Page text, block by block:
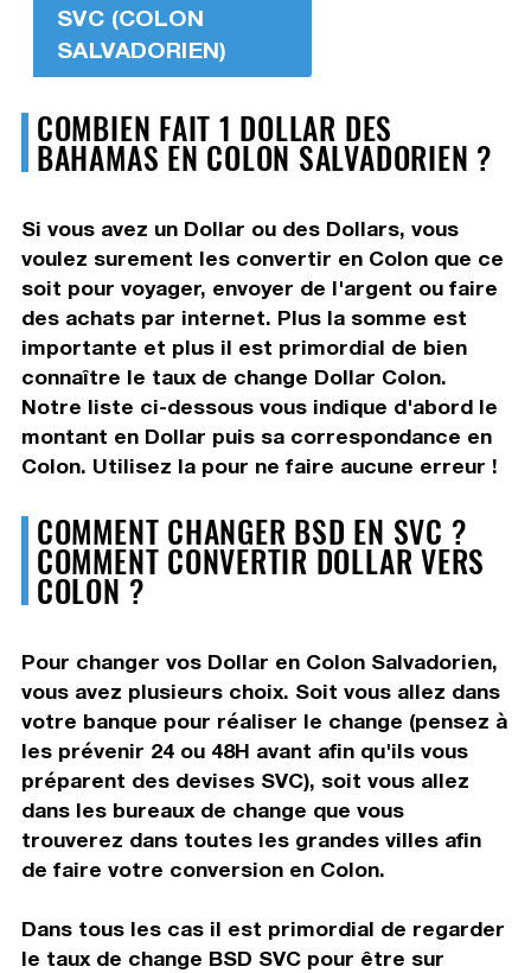
SVC (COLON
SALVADORIEN)
COMBIEN FAIT 1 DOLLAR DES
BAHAMAS EN COLON SALVADORIEN ?
Si vous avez un Dollar ou des Dollars, vous
voulez surement les convertir en Colon que ce
soit pour voyager, envoyer de l'argent ou faire
des achats par internet. Plus la somme est
importante et plus il est primordial de bien
connaître le taux de change Dollar Colon.
Notre liste ci-dessous vous indique d'abord le
montant en Dollar puis sa correspondance en
Colon. Utilisez la pour ne faire aucune erreur !
COMMENT CHANGER BSD EN SVC ?
COMMENT CONVERTIR DOLLAR VERS
COLON ?
Pour changer vos Dollar en Colon Salvadorien,
vous avez plusieurs choix. Soit vous allez dans
votre banque pour réaliser le change (pensez à
les prévenir 24 ou 48H avant afin qu'ils vous
préparent des devises SVC), soit vous allez
dans les bureaux de change que vous
trouverez dans toutes les grandes villes afin
de faire votre conversion en Colon.
Dans tous les cas il est primordial de regarder
le taux de change BSD SVC pour être sur